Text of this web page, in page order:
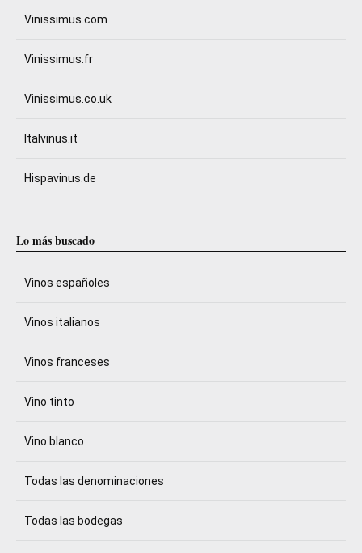
Vinissimus.com
Vinissimus.fr
Vinissimus.co.uk
Italvinus.it
Hispavinus.de
Lo más buscado
Vinos españoles
Vinos italianos
Vinos franceses
Vino tinto
Vino blanco
Todas las denominaciones
Todas las bodegas